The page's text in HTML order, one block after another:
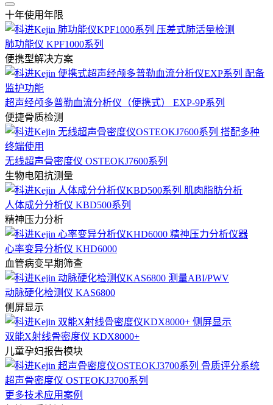
十年使用年限
肺功能仪 KPF1000系列
便携型解决方案
超声经颅多普勒血流分析仪（便携式） EXP-9P系列
便捷骨质检测
无线超声骨密度仪 OSTEOKJ7600系列
生物电阻抗测量
人体成分分析仪 KBD500系列
精神压力分析
心率变异分析仪 KHD6000
血管病变早期筛查
动脉硬化检测仪 KAS6800
侧屏显示
双能X射线骨密度仪 KDX8000+
儿童孕妇报告模块
超声骨密度仪 OSTEOKJ3700系列
更多技术应用案例